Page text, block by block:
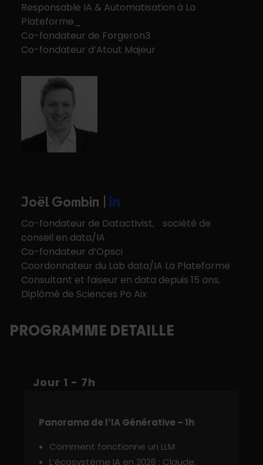
Responsable IA & Automatisation à La
Plateforme_
Co-fondateur de Forgeron3
Co-fondateur d’Atout Majeur
Joël Gombin |
Co-fondateur de Datactivist, société de
conseil en data/IA
Co-fondateur d’Opsci
Coordonnateur du Lab data/IA La Plateforme
Consultant et faiseur en data depuis 15 ans,
Diplômé de Sciences Po Aix
PROGRAMME DETAILLE
Jour 1 - 7h
Panorama de l’IA Générative – 1h
Comment fonctionne un LLM
L’écosystème IA en 2026 : Claude,